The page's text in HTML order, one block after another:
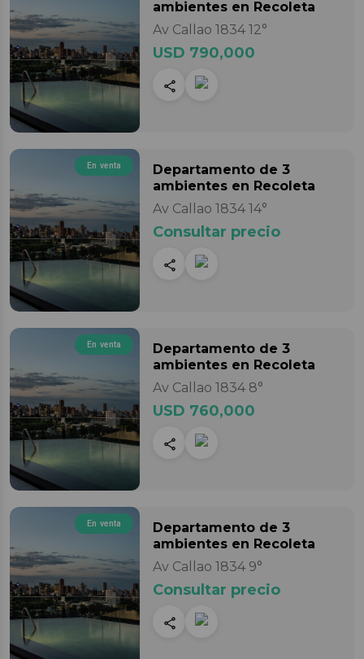
ambientes en Recoleta
Av Callao 1834 12°
USD 790,000
En venta Departamento de 3
ambientes en Recoleta
Av Callao 1834 14°
Consultar precio
En venta Departamento de 3
ambientes en Recoleta
Av Callao 1834 8°
USD 760,000
En venta Departamento de 3
ambientes en Recoleta
Av Callao 1834 9°
Consultar precio